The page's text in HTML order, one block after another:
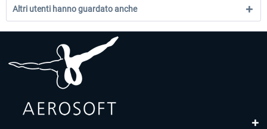
Altri utenti hanno guardato anche